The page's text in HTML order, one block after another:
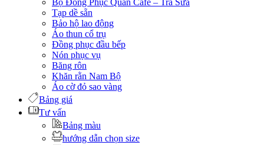
Bộ Đồng Phục Quán Cafe – Trà Sữa
Tạp dề sẵn
Bảo hộ lao động
Áo thun cổ trụ
Đồng phục đầu bếp
Nón phục vụ
Băng rôn
Khăn rằn Nam Bộ
Áo cờ đỏ sao vàng
Bảng giá
Tư vấn
Bảng màu
hướng dẫn chọn size